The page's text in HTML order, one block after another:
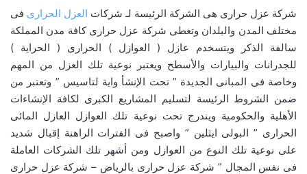
شركة عزل حرارى هى الشركة الرئيسة لـ شركات العزل الحرارى فى
مختلف المدن والبلدان وتغطى شركة عزل حرارى كافة مدن المملكة
سالفة الذكر ويتسخدم عازل ( العوازل ) الحرارى ( الحراية )
للجدرانات والبيارات والأسطح ويعتبر نوعية تلك العزل من المهم
وخاصة فى المبانى الجديدة ” تحت الإنشأ واية لتاسيس ” وتعتبر من
ضمن الشروط الرئيسة لتسليم المشاريع الكبرى لكافة الإنشاءات
الأهلية والحكومية ويندرج تحت نوعية تلك العوازل العازل المائى
الحرارى ” البولى ايثلين ” واصبح فى الفترات الراهنة إقبال شديد
على نوعية تلك النوع من العوازل ومن أشهر تلك الشركات العاملة
فى نفس المجال ” شركة عزل حرارى بالرياض – شركة عزل حرارى